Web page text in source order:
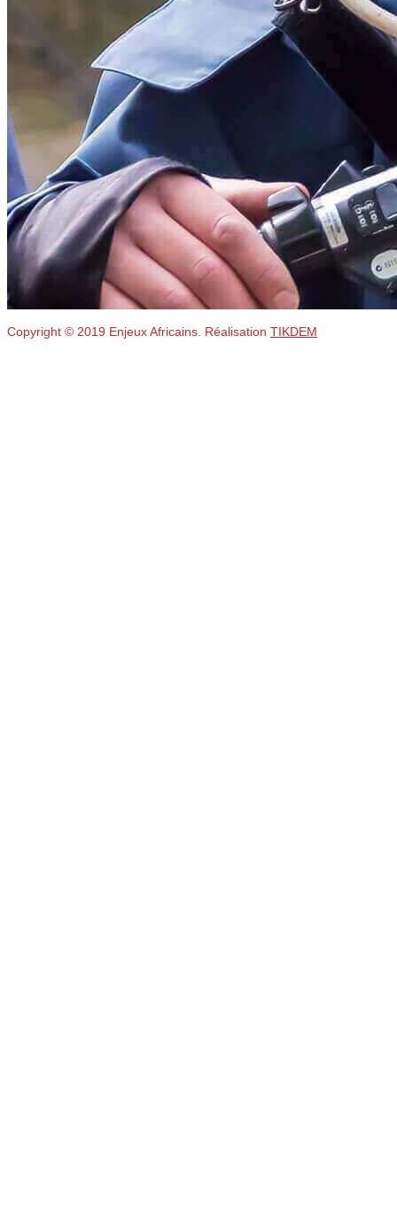
Copyright © 2019 Enjeux Africains. Réalisation TIKDEM